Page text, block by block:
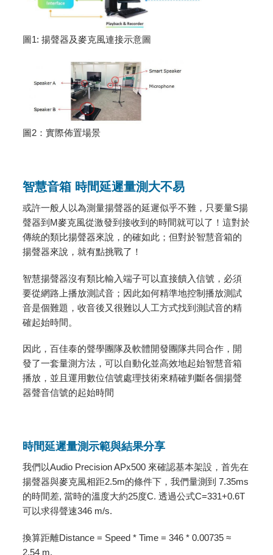
圖1: 揚聲器及麥克風連接示意圖
圖2：實際佈置場景
智慧音箱 時間延遲量測大不易
或許一般人以為測量揚聲器的延遲似乎不難，只要量S揚
聲器到M麥克風從激發到接收到的時間就可以了！這對於
傳統的類比揚聲器來說，的確如此；但對於智慧音箱的
揚聲器來說，就有點挑戰了！
智慧揚聲器沒有類比輸入端子可以直接饋入信號，必須
要從網路上播放測試音；因此如何精準地控制播放測試
音是個難題，收音後又很難以人工方式找到測試音的精
確起始時間。
因此，百佳泰的聲學團隊及軟體開發團隊共同合作，開
發了一套量測方法，可以自動化並高效地起始智慧音箱
播放，並且運用數位信號處理技術來精確判斷各個揚聲
器聲音信號的起始時間
時間延遲量測示範與結果分享
我們以Audio Precision APx500 來確認基本架設，首先在
揚聲器與麥克風相距2.5m的條件下，我們量測到 7.35ms
的時間差, 當時的溫度大約25度C. 透過公式C=331+0.6T
可以求得聲速346 m/s.
換算距離Distance = Speed * Time = 346 * 0.00735 ≈
2.54 m.